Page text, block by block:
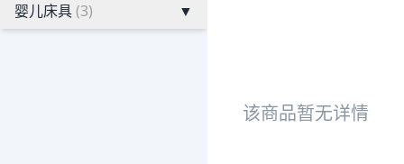
婴儿床具(3) ▼
该商品暂无详情